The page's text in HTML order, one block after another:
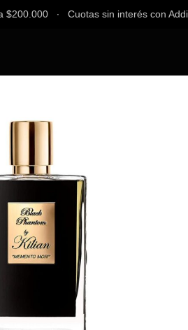
∙ Cuotas sin interés con